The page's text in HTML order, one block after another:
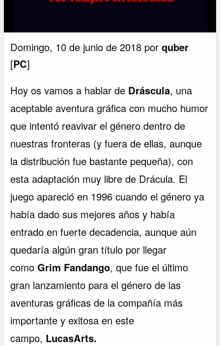
Domingo, 10 de junio de 2018 porquber
[PC]
Hoy os vamos a hablar de Dráscula, una
aceptable aventura gráfica con mucho humor
que intentó reavivar el género dentro de
nuestras fronteras (y fuera de ellas, aunque
la distribución fue bastante pequeña), con
esta adaptación muy libre de Drácula. El
juego apareció en 1996 cuando el género ya
había dado sus mejores años y había
entrado en fuerte decadencia, aunque aún
quedaría algún gran título por llegar
comoGrim Fandango, que fue el último
gran lanzamiento para el género de las
aventuras gráficas de la compañía más
importante y exitosa en este
campo, LucasArts.